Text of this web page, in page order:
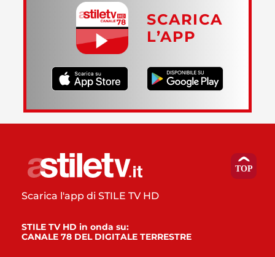
SCARICA
L’APP
Scarica l'app di STILE TV HD
STILE TV HD in onda su:
CANALE 78 DEL DIGITALE TERRESTRE